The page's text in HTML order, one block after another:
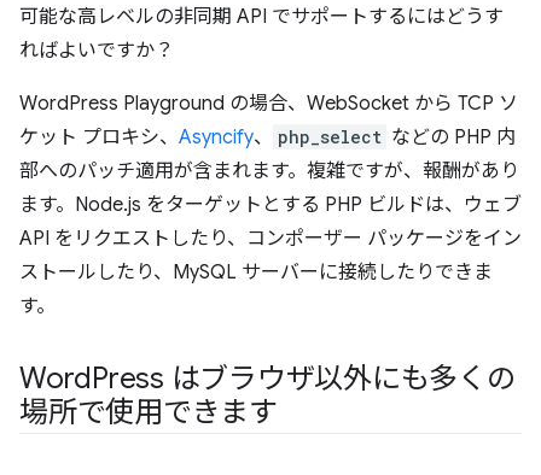
可能な高レベルの非同期 API でサポートするにはどうす
ればよいですか？
WordPress Playground の場合、WebSocket から TCP ソ
ケット プロキシ、 Asyncify、 php_select などの PHP 内
部へのパッチ適用が含まれます。複雑ですが、報酬があり
ます。Node.js をターゲットとする PHP ビルドは、ウェブ
API をリクエストしたり、コンポーザー パッケージをイン
ストールしたり、MySQL サーバーに接続したりできま
す。
WordPress はブラウザ以外にも多くの
場所で使用できます